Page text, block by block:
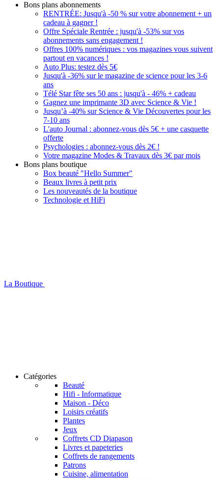
Bons plans abonnements
RENTRÉE: Jusqu'à -50 % sur votre abonnement + un
cadeau à gagner !
Offre Spéciale Rentrée : jusqu'à -53% sur vos
abonnements sans engagement !
Offres 100% numériques : vos magazines vous suivent
partout en vacances !
Auto Plus: testez dès 5€
Jusqu'à -36% sur le magazine de science pour les 3-6
ans
Télé Star fête ses 50 ans : jusqu'à - 46% + cadeau
Gagnez une imprimante 3D avec Science & Vie !
Jusqu’à -40% sur Science & Vie Découvertes pour les
7-10 ans
L'auto Journal : abonnez-vous dès 5€ + une casquette
offerte
Psychologies : abonnez-vous dès 2€ !
Votre magazine Modes & Travaux dès 3€ par mois
Bons plans boutique
Box beauté "Hello Summer"
Beaux livres à petit prix
Les nouveautés de la boutique
Technologie et HiFi
La Boutique
Catégories
Beauté
Hifi - Informatique
Maison - Déco
Loisirs créatifs
Plantes
Jeux
Coffrets CD Diapason
Livres et papeteries
Coffrets de rangements
Patrons
Cuisine, alimentation